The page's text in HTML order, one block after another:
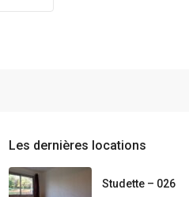
Les dernières locations
Studette – 026